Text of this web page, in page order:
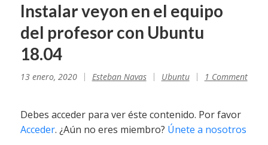
Instalar veyon en el equipo
del profesor con Ubuntu
18.04
13 enero, 2020 Esteban Navas Ubuntu 1 Comment
Debes acceder para ver éste contenido. Por favor
Acceder. ¿Aún no eres miembro? Únete a nosotros